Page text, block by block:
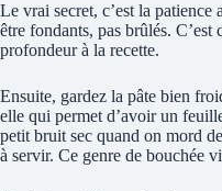
Le vrai secret, c’est la
être fondants, pas brûlés. C’est
profondeur à la recette.
Ensuite, gardez la pâte bien
elle qui permet d’avoir un
petit bruit sec quand on mord
à servir. Ce genre de bouchée